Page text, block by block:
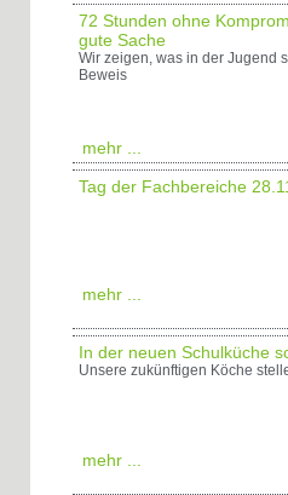
72 Stunden ohne
gute Sache
Wir zeigen, was in der Jugend
Beweis
mehr ...
Tag der Fachbereiche
mehr ...
In der neuen Schulküche
Unsere zukünftigen Köche
mehr ...